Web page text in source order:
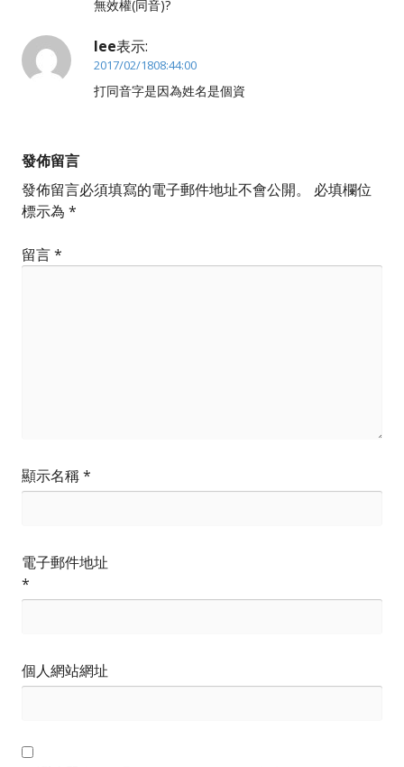
無效權(同音)?
lee表示:
2017/02/1808:44:00
打同音字是因為姓名是個資
發佈留言
發佈留言必須填寫的電子郵件地址不會公開。
必填欄位
標示為 *
留言*
顯示名稱*
電子郵件地址
*
個人網站網址